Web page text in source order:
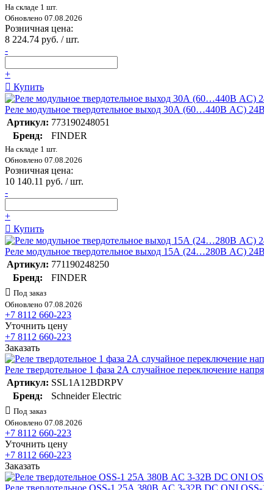
На складе 1 шт.
Обновлено 07.08.2026
Розничная цена:
8 224.74 руб. / шт.
-
+
Купить
Реле модульное твердотельное выход 30А (60…440В AC)
Артикул: 773190248051
Бренд:
FINDER
На складе 1 шт.
Обновлено 07.08.2026
Розничная цена:
10 140.11 руб. / шт.
-
+
Купить
Реле модульное твердотельное выход 15А (24…280В AC)
Артикул: 771190248250
Бренд:
FINDER
Под заказ
Обновлено 07.08.2026
+7 8112 660-223
Уточнить цену
+7 8112 660-223
Заказать
Реле твердотельное 1 фаза 2А случайное переключение
Артикул: SSL1A12BDRPV
Бренд:
Schneider Electric
Под заказ
Обновлено 07.08.2026
+7 8112 660-223
Уточнить цену
+7 8112 660-223
Заказать
Реле твердотельное OSS-1 25А 380В AC 3-32В DC ONI